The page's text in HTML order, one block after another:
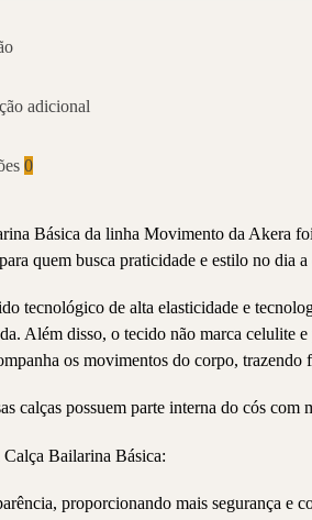
adicional
0
Básica da linha Movimento da Akera
quem busca praticidade e estilo no dia a
tecnológico de alta elasticidade e
Além disso, o tecido não marca celulite
os movimentos do corpo,
calças possuem parte interna do cós
Bailarina Básica:
proporcionando mais segurança e